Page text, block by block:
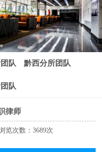
队 黔西分所团队
队
律师
览次数：3689次